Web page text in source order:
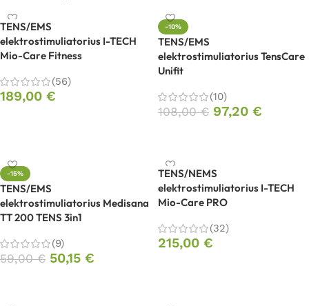
TENS/EMS
elektrostimuliatorius I-TECH
Mio-Care Fitness
(56)
189,00 €
-10%
TENS/EMS
elektrostimuliatorius TensCare
Unifit
(10)
108,00€ 97,20 €
-15%
TENS/EMS
elektrostimuliatorius Medisana
TT 200 TENS 3in1
(9)
59,00€ 50,15 €
TENS/NEMS
elektrostimuliatorius I-TECH
Mio-Care PRO
(32)
215,00 €